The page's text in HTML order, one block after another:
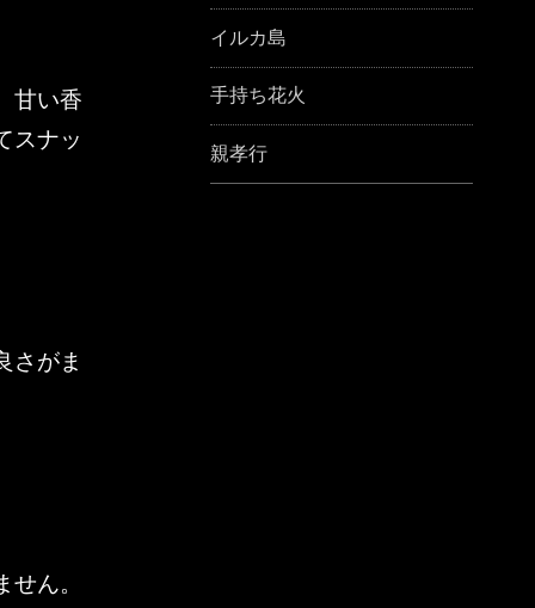
甘い香
スナッ
さがま
ん。
イルカ島
手持ち花火
親孝行